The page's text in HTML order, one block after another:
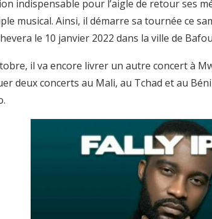
indispensable pour l’aigle de retour ses
musical. Ainsi, il démarre sa tournée ce
le 10 janvier 2022 dans la ville de
il va encore livrer un autre concert à
deux concerts au Mali, au Tchad et au